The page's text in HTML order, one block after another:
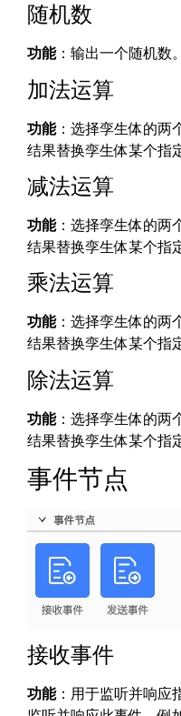
随机数
功能：输出一个随机数。
加法运算
功能：选择孪生体的两
结果替换孪生体某个指
减法运算
功能：选择孪生体的两
结果替换孪生体某个指
乘法运算
功能：选择孪生体的两
结果替换孪生体某个指
除法运算
功能：选择孪生体的两
结果替换孪生体某个指
事件节点
接收事件
功能：用于监听并响应